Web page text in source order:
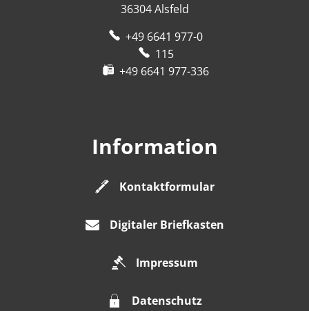
36304 Alsfeld
+49 6641 977-0
115
+49 6641 977-336
Information
Kontaktformular
Digitaler Briefkasten
Impressum
Datenschutz